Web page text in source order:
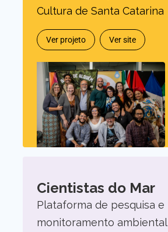
Cultura de Santa Catarina
Ver projeto Ver site
Cientistas do Mar
Plataforma de pesquisa e
monitoramento ambiental